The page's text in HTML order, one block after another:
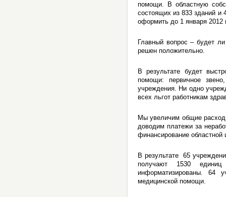
помощи. В областную
состоящих из 833 зданий и
оформить до 1 января 2012
Главный вопрос – будет
решен положительно.
В результате будет
помощи: первичное
учреждения. Ни одно
всех льгот работникам
Мы увеличим общие
доводим платежи за
финансирование
В результате 65
получают 1530
информатизированы. 64
медицинской помощи.